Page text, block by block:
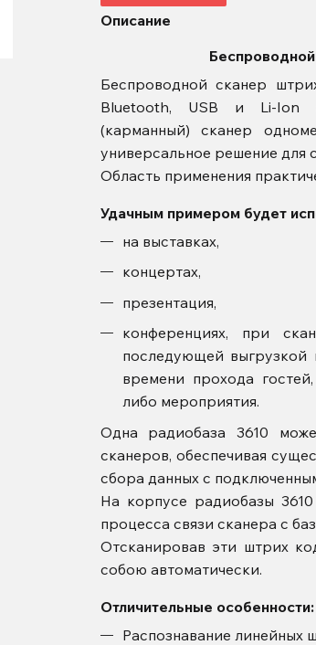
Описание
Беспроводной сканер
Bluetooth, USB и Li-Ion
(карманный) сканер
универсальное решение для
Область применения
Удачным примером будет
на выставках,
концертах,
презентация,
конференциях, при
последующей
времени прохода
либо мероприятия.
Одна радиобаза 3610
сканеров, обеспечивая
сбора данных с
На корпусе радиобазы
процесса связи сканера с
Отсканировав эти штрих
собою автоматически.
Отличительные особенности:
Распознавание линейных